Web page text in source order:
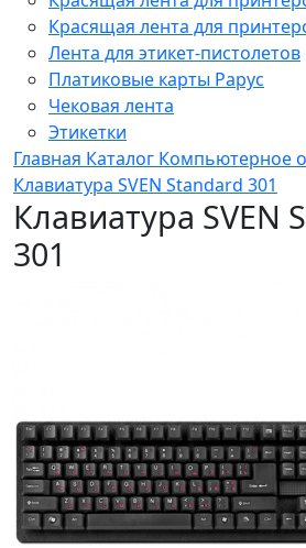
Красящая лента для
Лента для этикет-пистолетов
Платиковые карты Рарус
Чековая лента
Этикетки
Главная Каталог Компьютерное
Клавиатура SVEN Standard 301
Клавиатура SVEN
301